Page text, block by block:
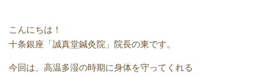
こんにちは！
十条銀座「誠真堂鍼灸院」院長の東です。
今回は、高温多湿の時期に身体を守ってくれる